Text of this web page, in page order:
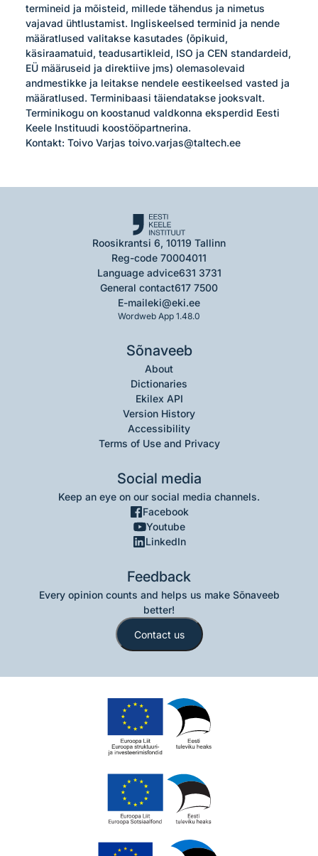
termineid ja mõisteid, millede tähendus ja nimetus
vajavad ühtlustamist. Ingliskeelsed terminid ja nende
määratlused valitakse kasutades (õpikuid,
käsiraamatuid, teadusartikleid, ISO ja CEN standardeid,
EÜ määruseid ja direktiive jms) olemasolevaid
andmestikke ja leitakse nendele eestikeelsed vasted ja
määratlused. Terminibaasi täiendatakse jooksvalt.
Terminikogu on koostanud valdkonna eksperdid Eesti
Keele Instituudi koostööpartnerina.
Kontakt: Toivo Varjas toivo.varjas@taltech.ee
Roosikrantsi 6, 10119 Tallinn
Reg-code 70004011
Language advice631 3731
General contact617 7500
E-maileki@eki.ee
Wordweb App 1.48.0
Sõnaveeb
About
Dictionaries
Ekilex API
Version History
Accessibility
Terms of Use and Privacy
Social media
Keep an eye on our social media channels.
Facebook
Youtube
LinkedIn
Feedback
Every opinion counts and helps us make Sõnaveeb
better!
Contact us